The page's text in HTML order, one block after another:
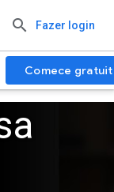
Fazer login
Comece